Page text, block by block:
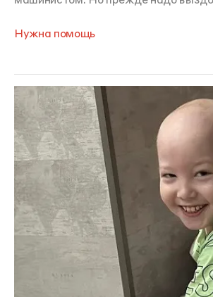
Нужна помощь